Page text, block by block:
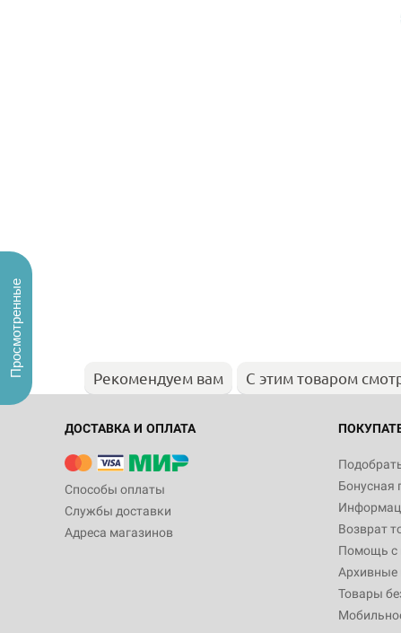
Рекомендуем вам С этим товаром
ДОСТАВКА И ОПЛАТА
Способы оплаты
Службы доставки
Адреса магазинов
Бонусная
Возврат
Помощь с
Архивные
Товары
Просмотренные